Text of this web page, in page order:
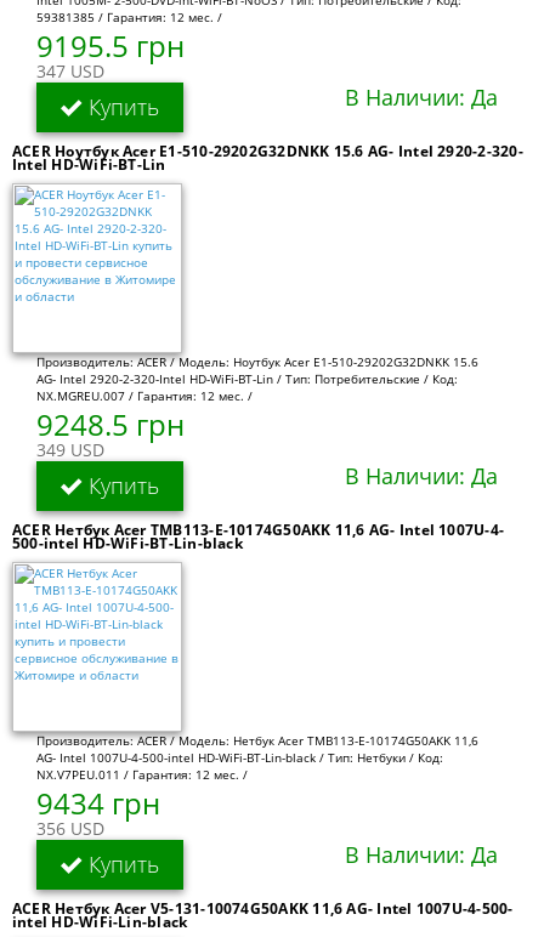
59381385 / Гарантия: 12 мес. /
9195.5 грн
347 USD
Купить В Наличии: Да
ACER Ноутбук Acer E1-510-29202G32DNKK 15.6 AG- Intel 2920-2-320-
Intel HD-WiFi-BT-Lin
Производитель: ACER / Модель: Ноутбук Acer E1-510-29202G32DNKK 15.6
AG- Intel 2920-2-320-Intel HD-WiFi-BT-Lin / Тип: Потребительские / Код:
NX.MGREU.007 / Гарантия: 12 мес. /
9248.5 грн
349 USD
Купить В Наличии: Да
ACER Нетбук Acer TMB113-E-10174G50AKK 11,6 AG- Intel 1007U-4-
500-intel HD-WiFi-BT-Lin-black
Производитель: ACER / Модель: Нетбук Acer TMB113-E-10174G50AKK 11,6
AG- Intel 1007U-4-500-intel HD-WiFi-BT-Lin-black / Тип: Нетбуки / Код:
NX.V7PEU.011 / Гарантия: 12 мес. /
9434 грн
356 USD
Купить В Наличии: Да
ACER Нетбук Acer V5-131-10074G50AKK 11,6 AG- Intel 1007U-4-500-
intel HD-WiFi-Lin-black